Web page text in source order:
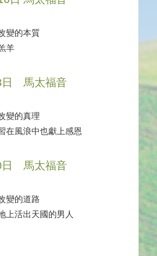
變的本質
羊
日 馬太福音
變的真理
在風浪中也獻上感恩
日 馬太福音
變的道路
上活出天國的男人